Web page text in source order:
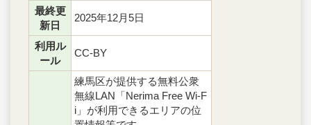
最終更
新日
2025年12月5日
利用ル
ール
CC-BY
練馬区が提供する無料公衆
無線LAN「Nerima Free Wi-F
i」が利用できるエリアの位